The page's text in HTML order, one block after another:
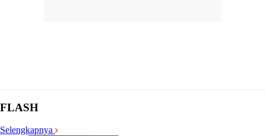
FLASH
Selengkapnya